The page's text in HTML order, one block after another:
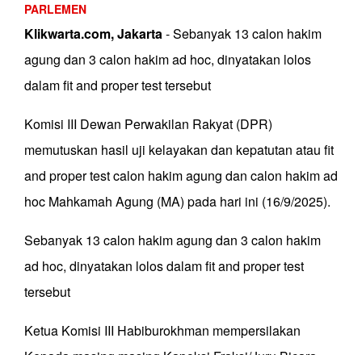
PARLEMEN
Klikwarta.com, Jakarta- Sebanyak 13 calon hakim
agung dan 3 calon hakim ad hoc, dinyatakan lolos
dalam fit and proper test tersebut
Komisi III Dewan Perwakilan Rakyat (DPR)
memutuskan hasil uji kelayakan dan kepatutan atau fit
and proper test calon hakim agung dan calon hakim ad
hoc Mahkamah Agung (MA) pada hari ini (16/9/2025).
Sebanyak 13 calon hakim agung dan 3 calon hakim
ad hoc, dinyatakan lolos dalam fit and proper test
tersebut
Ketua Komisi III Habiburokhman mempersilakan